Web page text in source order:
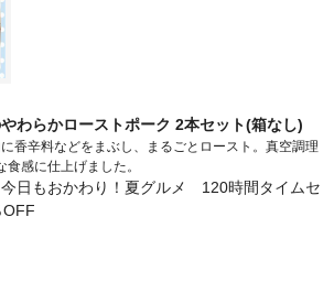
わらかローストポーク 2本セット(箱なし)
香辛料などをまぶし、まるごとロースト。真空調理
感に仕上げました。
日もおかわり！夏グルメ 120時間タイムセ